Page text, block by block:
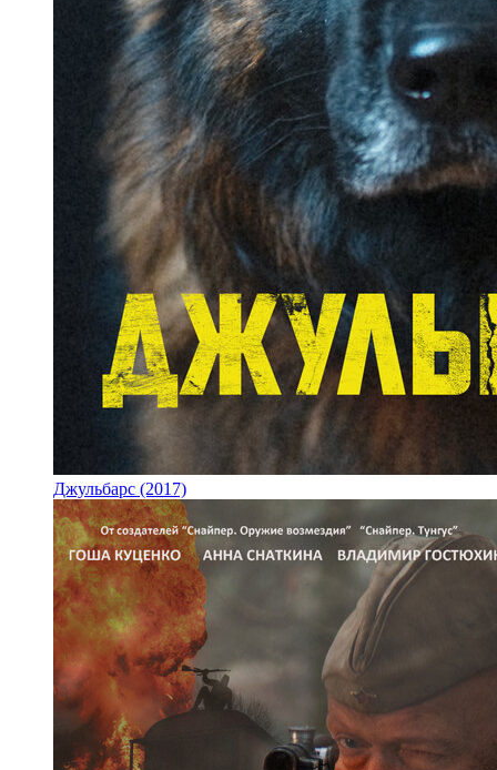
Джульбарс (2017)